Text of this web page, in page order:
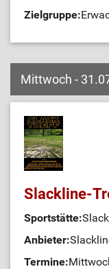
Zielgruppe:
Mittwoch -
Slackline-
Sportstätte:
Anbieter:
Termine: